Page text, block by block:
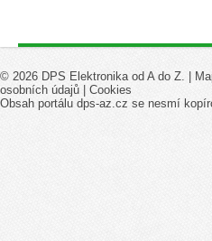
© 2026 DPS Elektronika od A do Z. |
osobních údajů | Cookies
Obsah portálu dps-az.cz se nesmí